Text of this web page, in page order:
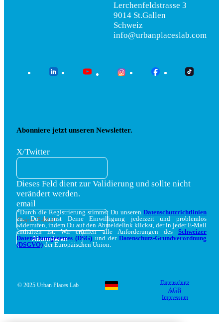
Lerchenfeldstrasse 3
9014 St.Gallen
Schweiz
info@urbanplaceslab.com
Abonniere jetzt unseren Newsletter.
X/Twitter
Dieses Feld dient zur Validierung und sollte nicht
verändert werden.
email
*Durch die Registrierung stimmst Du unseren Datenschutzrichtlinien
zu. Du kannst Deine Einwilligung jederzeit und problemlos
widerrufen, indem Du auf den Abmeldelink klickst, der in jeder E-Mail
enthalten ist. Wir erfüllen alle Anforderungen des Schweizer
Datenschutzgesetzes (DSG) und der Datenschutz-Grundverordnung
(DSGVO) der Europäischen Union.
© 2025 Urban Places Lab
Datenschutz
AGB
Impressum